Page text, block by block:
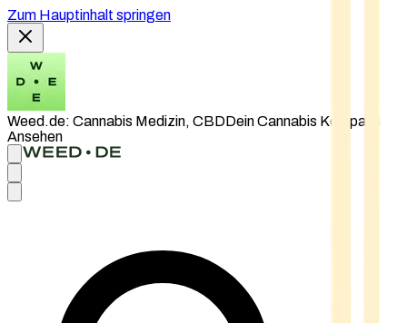
Zum Hauptinhalt springen
Weed.de: Cannabis Medizin, CBDDein Cannabis Kompass
Ansehen